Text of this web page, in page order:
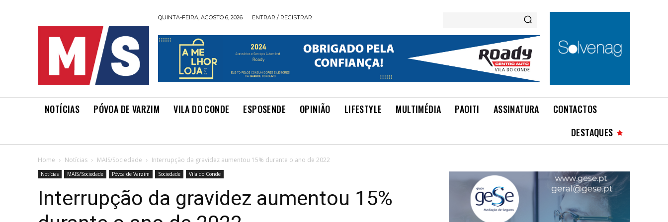
QUINTA-FEIRA, AGOSTO 6, 2026 ENTRAR / REGISTRAR
NOTÍCIAS PÓVOA DE VARZIM VILA DO CONDE ESPOSENDE OPINIÃO LIFESTYLE MULTIMÉDIA PAOITI ASSINATURA
CONTACTOS
DESTAQUES
Home Notícias MAIS/Sociedade Interrupção da gravidez aumentou 15% durante o ano de 2022
Notícias MAIS/Sociedade Póvoa de Varzim Sociedade Vila do Conde
Interrupção da gravidez aumentou 15%